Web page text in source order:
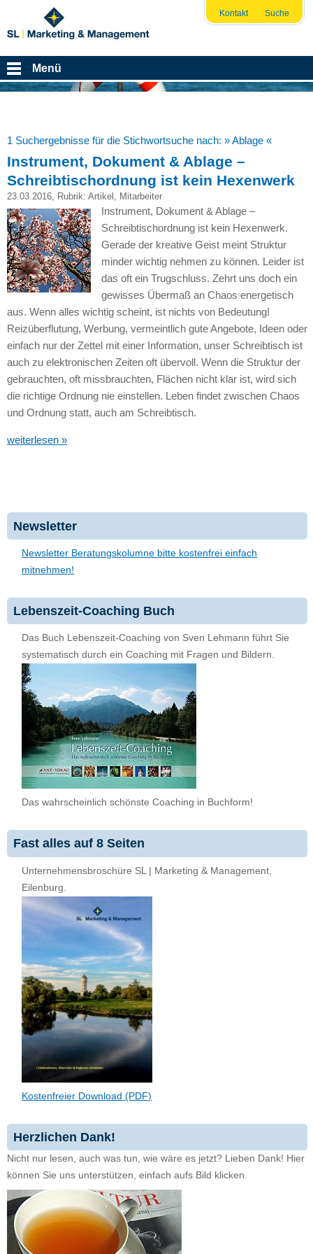
Kontakt Suche
Menü
1 Suchergebnisse für die Stichwortsuche nach: » Ablage «
Instrument, Dokument & Ablage –
Schreibtischordnung ist kein Hexenwerk
23.03.2016, Rubrik: Artikel , Mitarbeiter
Instrument, Dokument & Ablage –
Schreibtischordnung ist kein Hexenwerk.
Gerade der kreative Geist meint Struktur
minder wichtig nehmen zu können. Leider ist
das oft ein Trugschluss. Zehrt uns doch ein
gewisses Übermaß an Chaos energetisch
aus. Wenn alles wichtig scheint, ist nichts von Bedeutung!
Reizüberflutung, Werbung, vermeintlich gute Angebote, Ideen oder
einfach nur der Zettel mit einer Information, unser Schreibtisch ist
auch zu elektronischen Zeiten oft übervoll. Wenn die Struktur der
gebrauchten, oft missbrauchten, Flächen nicht klar ist, wird sich
die richtige Ordnung nie einstellen. Leben findet zwischen Chaos
und Ordnung statt, auch am Schreibtisch.
weiterlesen »
Newsletter
Newsletter Beratungskolumne bitte kostenfrei einfach
mitnehmen!
Lebenszeit-Coaching Buch
Das Buch Lebenszeit-Coaching von Sven Lehmann führt Sie
systematisch durch ein Coaching mit Fragen und Bildern.
Das wahrscheinlich schönste Coaching in Buchform!
Fast alles auf 8 Seiten
Unternehmensbroschüre SL | Marketing & Management,
Eilenburg.
Kostenfreier Download (PDF)
Herzlichen Dank!
Nicht nur lesen, auch was tun, wie wäre es jetzt? Lieben Dank! Hier
können Sie uns unterstützen, einfach aufs Bild klicken.